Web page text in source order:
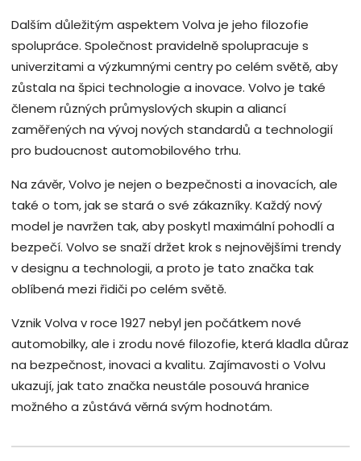
Dalším důležitým aspektem Volva je jeho filozofie
spolupráce. Společnost pravidelně spolupracuje s
univerzitami a výzkumnými centry po celém světě, aby
zůstala na špici technologie a inovace. Volvo je také
členem různých průmyslových skupin a aliancí
zaměřených na vývoj nových standardů a technologií
pro budoucnost automobilového trhu.
Na závěr, Volvo je nejen o bezpečnosti a inovacích, ale
také o tom, jak se stará o své zákazníky. Každý nový
model je navržen tak, aby poskytl maximální pohodlí a
bezpečí. Volvo se snaží držet krok s nejnovějšími trendy
v designu a technologii, a proto je tato značka tak
oblíbená mezi řidiči po celém světě.
Vznik Volva v roce 1927 nebyl jen počátkem nové
automobilky, ale i zrodu nové filozofie, která kladla důraz
na bezpečnost, inovaci a kvalitu. Zajímavosti o Volvu
ukazují, jak tato značka neustále posouvá hranice
možného a zůstává věrná svým hodnotám.